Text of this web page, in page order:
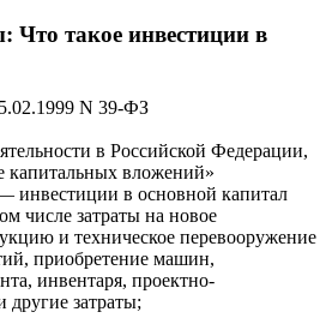
: Что такое инвестиции в
N 39-ФЗ
в Российской Федерации,
капитальных вложений»
инвестиции в основной капитал
числе затраты на новое
и техническое перевооружение
приобретение машин,
инвентаря, проектно-
другие затраты;